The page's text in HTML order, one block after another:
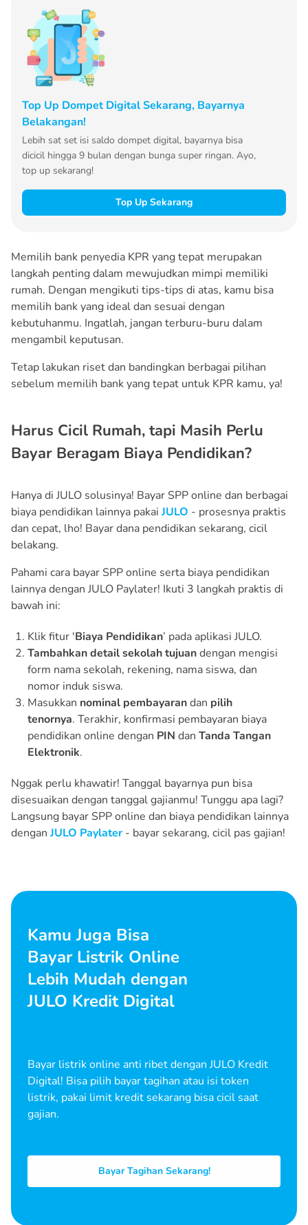
Top Up Dompet Digital Sekarang, Bayarnya
Belakangan!
Lebih sat set isi saldo dompet digital, bayarnya bisa
dicicil hingga 9 bulan dengan bunga super ringan. Ayo,
top up sekarang!
Top Up Sekarang
Memilih bank penyedia KPR yang tepat merupakan
langkah penting dalam mewujudkan mimpi memiliki
rumah. Dengan mengikuti tips-tips di atas, kamu bisa
memilih bank yang ideal dan sesuai dengan
kebutuhanmu. Ingatlah, jangan terburu-buru dalam
mengambil keputusan.
Tetap lakukan riset dan bandingkan berbagai pilihan
sebelum memilih bank yang tepat untuk KPR kamu, ya!
Harus Cicil Rumah, tapi Masih Perlu
Bayar Beragam Biaya Pendidikan?
Hanya di JULO solusinya! Bayar SPP online dan berbagai
biaya pendidikan lainnya pakaiJULO - prosesnya praktis
dan cepat, lho! Bayar dana pendidikan sekarang, cicil
belakang.
Pahami cara bayar SPP online serta biaya pendidikan
lainnya dengan JULO Paylater! Ikuti 3 langkah praktis di
bawah ini:
Klik fitur 'Biaya Pendidikan’ pada aplikasi JULO.
Tambahkan detail sekolah tujuandengan mengisi
form nama sekolah, rekening, nama siswa, dan
nomor induk siswa.
Masukkan nominal pembayarandan pilih
tenornya. Terakhir, konfirmasi pembayaran biaya
pendidikan online dengan PIN dan Tanda Tangan
Elektronik.
Nggak perlu khawatir! Tanggal bayarnya pun bisa
disesuaikan dengan tanggal gajianmu! Tunggu apa lagi?
Langsung bayar SPP online dan biaya pendidikan lainnya
denganJULO Paylater- bayar sekarang, cicil pas gajian!
Kamu Juga Bisa
Bayar Listrik Online
Lebih Mudah dengan
JULO Kredit Digital
Bayar listrik online anti ribet dengan JULO Kredit
Digital! Bisa pilih bayar tagihan atau isi token
listrik, pakai limit kredit sekarang bisa cicil saat
gajian.
Bayar Tagihan Sekarang!